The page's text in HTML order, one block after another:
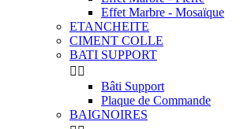
Effet Marbre - Mosaïque
ETANCHEITE
CIMENT COLLE
BATI SUPPORT
 
Bâti Support
Plaque de Commande
BAIGNOIRES